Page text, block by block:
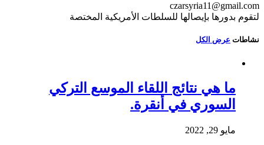
czarsyria11@gmail.com
لتقوم بدورها بإيصالها للسلطات الأمريكية المختصة
نشاطات عرض الكل
ما هي نتائج اللقاء الموسع التركي
السوري في أنقرة.
مايو 29, 2022